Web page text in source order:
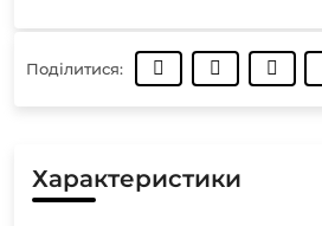
Поділитися:
Характеристики